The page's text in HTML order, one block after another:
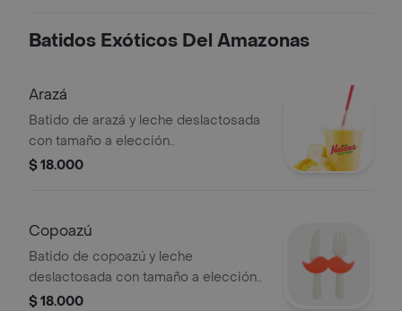
Batidos Exóticos Del Amazonas
Arazá
Batido de arazá y leche deslactosada
con tamaño a elección..
$ 18.000
Copoazú
Batido de copoazú y leche
deslactosada con tamaño a elección..
$ 18.000